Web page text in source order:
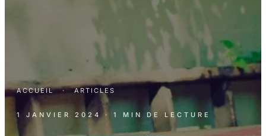
ACCUEIL · ARTICLES
1 JANVIER 2024 · 1 MIN DE LECTURE